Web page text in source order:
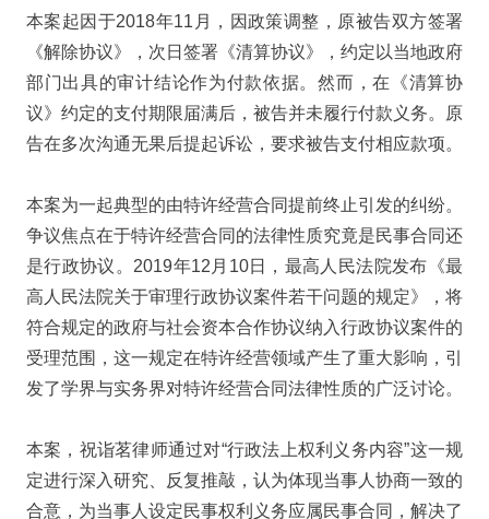
本案起因于2018年11月，因政策调整，原被告双方签署
《解除协议》，次日签署《清算协议》，约定以当地政府
部门出具的审计结论作为付款依据。然而，在《清算协
议》约定的支付期限届满后，被告并未履行付款义务。原
告在多次沟通无果后提起诉讼，要求被告支付相应款项。
本案为一起典型的由特许经营合同提前终止引发的纠纷。
争议焦点在于特许经营合同的法律性质究竟是民事合同还
是行政协议。2019年12月10日，最高人民法院发布《最
高人民法院关于审理行政协议案件若干问题的规定》，将
符合规定的政府与社会资本合作协议纳入行政协议案件的
受理范围，这一规定在特许经营领域产生了重大影响，引
发了学界与实务界对特许经营合同法律性质的广泛讨论。
本案，祝诣茗律师通过对“行政法上权利义务内容”这一规
定进行深入研究、反复推敲，认为体现当事人协商一致的
合意，为当事人设定民事权利义务应属民事合同，解决了